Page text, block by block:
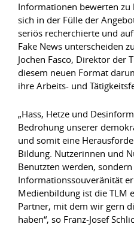
Informationen bewerten
sich in der Fülle der
seriös recherchierte und
Fake News unterscheiden
Jochen Fasco, Direktor der
diesem neuen Format
ihre Arbeits- und
„Hass, Hetze und
Bedrohung unserer
und somit eine
Bildung. Nutzerinnen und
Benutzten werden,
Informationssouveränität
Medienbildung ist die TLM
Partner, mit dem wir gern
haben“, so Franz-Josef